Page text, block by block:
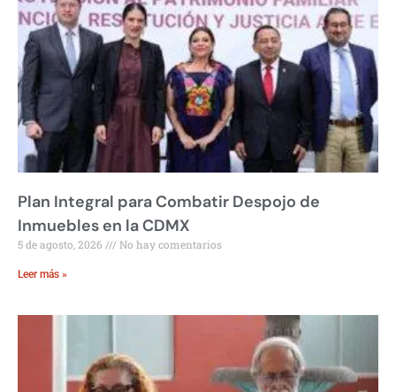
Plan Integral para Combatir Despojo de
Inmuebles en la CDMX
5 de agosto, 2026 No hay comentarios
Leer más »